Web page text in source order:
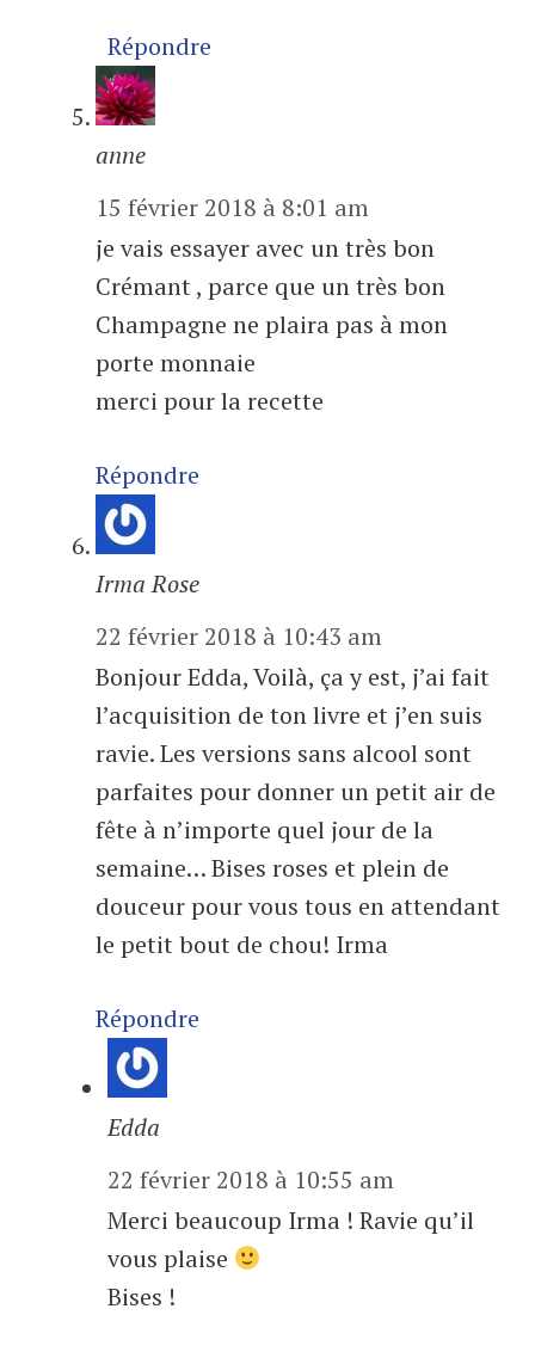
Répondre
anne
15 février 2018 à 8:01 am
je vais essayer avec un très bon
Crémant , parce que un très bon
Champagne ne plaira pas à mon
porte monnaie
merci pour la recette
Répondre
Irma Rose
22 février 2018 à 10:43 am
Bonjour Edda, Voilà, ça y est, j’ai fait
l’acquisition de ton livre et j’en suis
ravie. Les versions sans alcool sont
parfaites pour donner un petit air de
fête à n’importe quel jour de la
semaine… Bises roses et plein de
douceur pour vous tous en attendant
le petit bout de chou! Irma
Répondre
Edda
22 février 2018 à 10:55 am
Merci beaucoup Irma ! Ravie qu’il
vous plaise
Bises !